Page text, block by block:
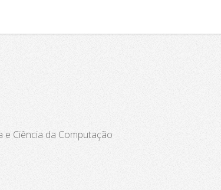
Ciência da Computação